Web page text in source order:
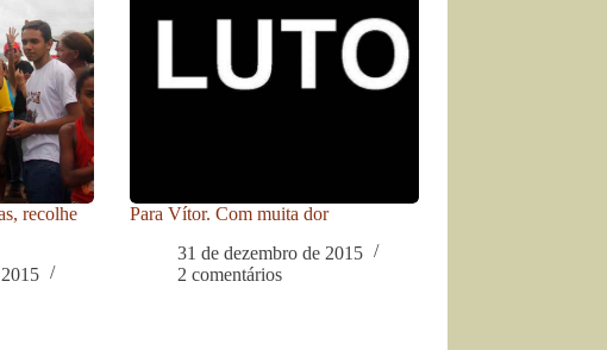
recolhe
Para Vítor. Com muita dor
31 de dezembro de 2015
2 comentários